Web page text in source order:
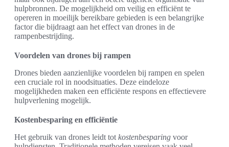
hulpbronnen. De mogelijkheid om veilig en efficiënt te
opereren in moeilijk bereikbare gebieden is een belangrijke
factor die bijdraagt aan het effect van drones in de
rampenbestrijding.
Voordelen van drones bij rampen
Drones bieden aanzienlijke voordelen bij rampen en spelen
een cruciale rol in noodsituaties. Deze eindeloze
mogelijkheden maken een efficiënte respons en effectievere
hulpverlening mogelijk.
Kostenbesparing en efficiëntie
Het gebruik van drones leidt tot kostenbesparing voor